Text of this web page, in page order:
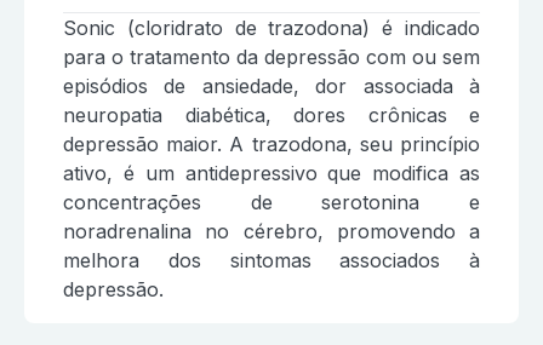
Sonic (cloridrato de trazodona) é indicado
para o tratamento da depressão com ou sem
episódios de ansiedade, dor associada à
neuropatia diabética, dores crônicas e
depressão maior. A trazodona, seu princípio
ativo, é um antidepressivo que modifica as
concentrações de serotonina e
noradrenalina no cérebro, promovendo a
melhora dos sintomas associados à
depressão.